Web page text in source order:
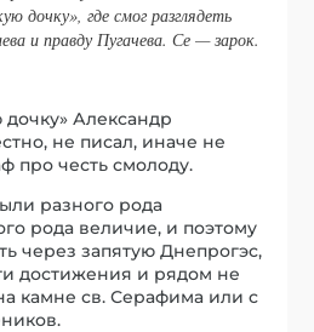
дочку», где смог разглядеть
и правду Пугачева. Се — зарок.
дочку» Александр
не писал, иначе не
про честь смолоду.
разного рода
рода величие, и поэтому
через запятую Днепрогэс,
достижения и рядом не
камне св. Серафима или с